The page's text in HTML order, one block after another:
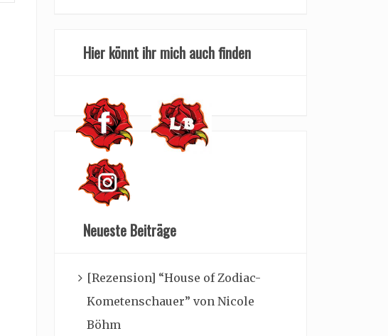
Hier könnt ihr mich auch finden
Neueste Beiträge
[Rezension] “House of Zodiac-
Kometenschauer” von Nicole
Böhm